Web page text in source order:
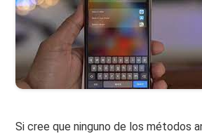
Si cree que ninguno de los métodos